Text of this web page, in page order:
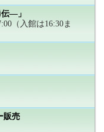
―」
（入館は16:30ま
販売